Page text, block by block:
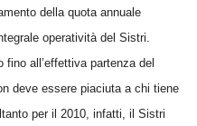
della quota annuale
operatività del Sistri.
all’effettiva partenza del
deve essere piaciuta a chi tiene
per il 2010, infatti, il Sistri